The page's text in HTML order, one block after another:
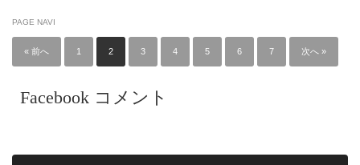
PAGE NAVI
« 前へ 1 2 3 4 5 6 7 次へ »
Facebook コメント